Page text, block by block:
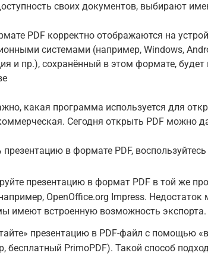
своих документов, выбирают
PDF корректно отображаются на
системами (например, Windows,
и пр.), сохранённый в этом формате,
какая программа используется для
Сегодня открыть PDF можно
в формате PDF,
презентацию в формат PDF в той же
OpenOffice.org Impress. Недостаток
имеют встроенную возможность экспорта.
презентацию в PDF-файл с помощью
бесплатный PrimoPDF). Такой способ